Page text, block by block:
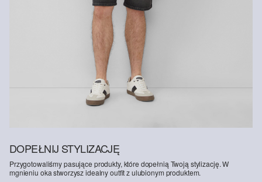
Wspieramy Better Cotton: Wybierając nasze produkty bawełniane,
wspierasz nasze zaangażowanie w misję Better Cotton, której
celem jest pomoc społecznościom rolniczym w przetrwaniu i
rozwoju, przy jednoczesnej ochronie i odbudowie środowiska.
Better Cotton wspiera społeczności rolnicze pod względem
społecznym, środowiskowym i ekonomicznym, szkoląc rolników w
zakresie bardziej zrównoważonych metod upraw. Ten produkt jest
pozyskiwany w systemie bilansu masy i dlatego może nie zawierać
bawełny Better Cotton. Więcej informacji znajdziesz na stronie
DOPEŁNIJ STYLIZACJĘ
Przygotowaliśmy pasujące produkty, które dopełnią Twoją stylizację. W
mgnieniu oka stworzysz idealny outfit z ulubionym produktem.